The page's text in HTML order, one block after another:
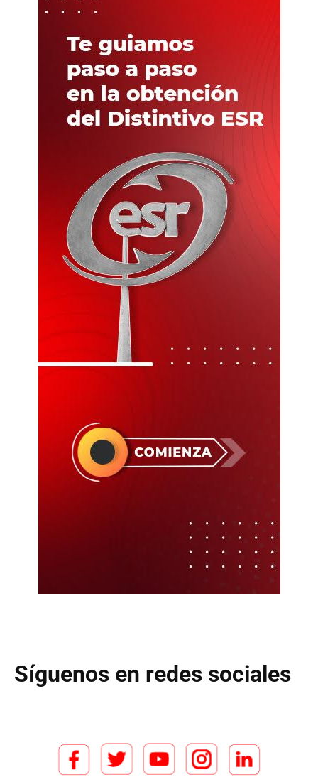
Síguenos en redes sociales